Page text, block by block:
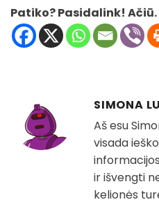
Patiko? Pasidalink! Ačiū.
SIMONA
Aš esu
visada
ir išvengti
kelionės